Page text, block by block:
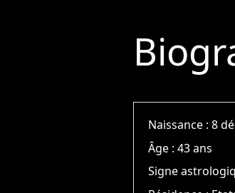
Naissance :8
Âge :43 ans
Signe